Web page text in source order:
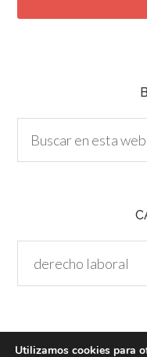
Utilizamos cookies para